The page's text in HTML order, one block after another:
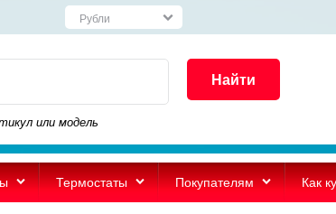
Найти
или модель
Термостаты Покупателям Как